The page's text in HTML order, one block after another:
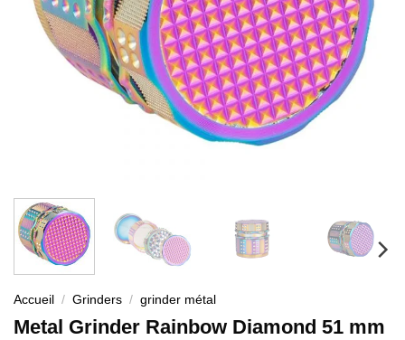
Accueil / Grinders / grinder métal
Metal Grinder Rainbow Diamond 51 mm